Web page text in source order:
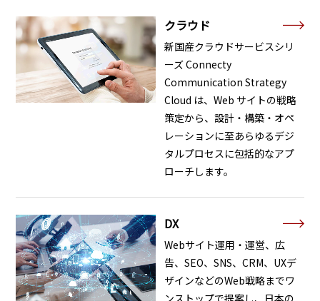
クラウド
新国産クラウドサービスシリ
ーズ Connecty
Communication Strategy
Cloud は、Web サイトの戦略
策定から、設計・構築・オペ
レーションに至あらゆるデジ
タルプロセスに包括的なアプ
ローチします。
DX
Webサイト運用・運営、広
告、SEO、SNS、CRM、UXデ
ザインなどのWeb戦略までワ
ンストップで提案し、日本の